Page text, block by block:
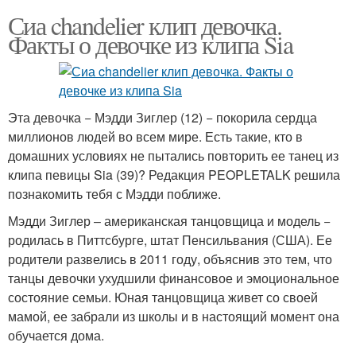
Сиа chandelier клип девочка.
Факты о девочке из клипа Sia
Эта девочка − Мэдди Зиглер (12) − покорила сердца
миллионов людей во всем мире. Есть такие, кто в
домашних условиях не пытались повторить ее танец из
клипа певицы Sia (39)? Редакция PEOPLETALK решила
познакомить тебя с Мэдди поближе.
Мэдди Зиглер – американская танцовщица и модель −
родилась в Питтсбурге, штат Пенсильвания (США). Ее
родители развелись в 2011 году, объяснив это тем, что
танцы девочки ухудшили финансовое и эмоциональное
состояние семьи. Юная танцовщица живет со своей
мамой, ее забрали из школы и в настоящий момент она
обучается дома.